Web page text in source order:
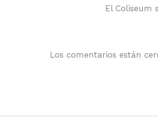
El Coliseum
Los comentarios están